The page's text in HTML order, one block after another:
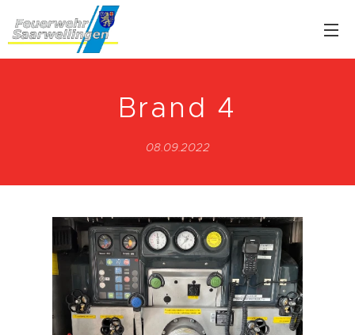
Brand 4
08.09.2022